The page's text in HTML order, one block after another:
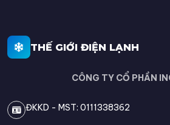
THẾ GIỚI ĐIỆN LẠNH
CÔNG TY CỔ PHẦN
ĐKKD - MST: 0111338362